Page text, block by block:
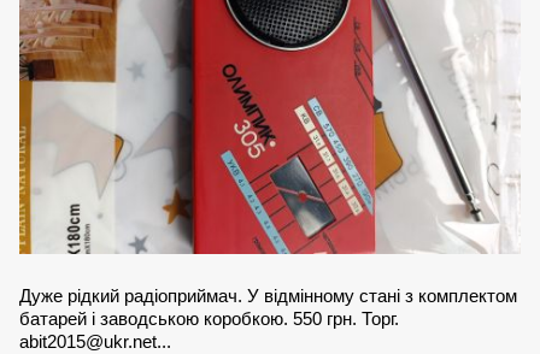
Дуже рідкий радіоприймач. У відмінному стані з комплектом
батарей і заводською коробкою. 550 грн. Торг.
abit2015@ukr.net...